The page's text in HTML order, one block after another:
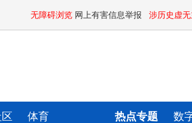
无障碍浏览 网上有害信息举报 涉历史虚
体育 热点专题 数